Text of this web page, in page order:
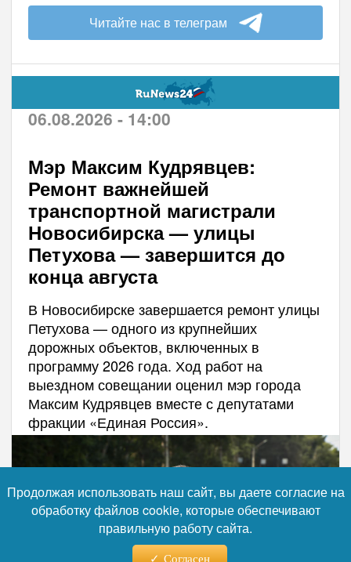
Читайте нас в телеграм
06.08.2026 - 14:00
Мэр Максим Кудрявцев:
Ремонт важнейшей
транспортной магистрали
Новосибирска — улицы
Петухова — завершится до
конца августа
В Новосибирске завершается ремонт улицы
Петухова — одного из крупнейших
дорожных объектов, включенных в
программу 2026 года. Ход работ на
выездном совещании оценил мэр города
Максим Кудрявцев вместе с депутатами
фракции «Единая Россия».
Продолжая использовать наш сайт, вы даете согласие на
обработку файлов cookie, которые обеспечивают
правильную работу сайта.
Согласен